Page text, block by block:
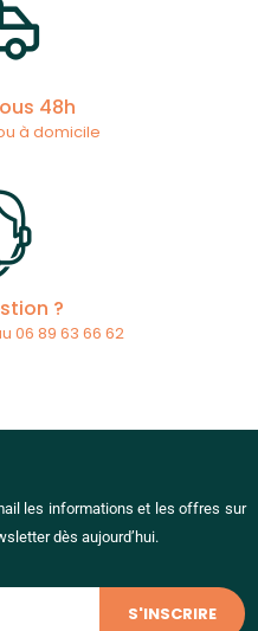
48h
à domicile
?
06 89 63 66 62
les informations et les offres sur
dès aujourd’hui.